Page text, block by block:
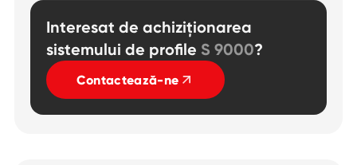
Interesat de achiziționarea
sistemului de profile S 9000?
Contactează-ne